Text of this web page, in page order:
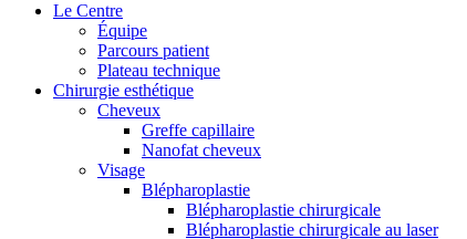
Le Centre
Équipe
Parcours patient
Plateau technique
Chirurgie esthétique
Cheveux
Greffe capillaire
Nanofat cheveux
Visage
Blépharoplastie
Blépharoplastie chirurgicale
Blépharoplastie chirurgicale au laser